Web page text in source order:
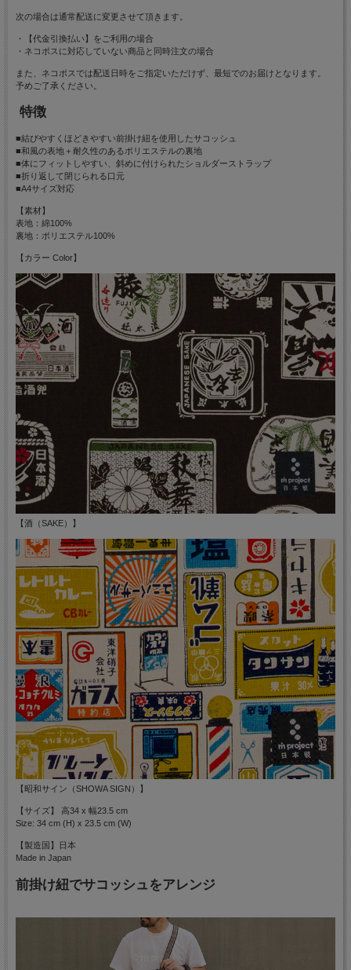
次の場合は通常配送に変更させて頂きます。
・【代金引換払い】をご利用の場合
・ネコポスに対応していない商品と同時注文の場合
また、ネコポスでは配送日時をご指定いただけず、最短でのお届けとなります。
予めご了承ください。
特徴
■結びやすくほどきやすい前掛け紐を使用したサコッシュ
■和風の表地＋耐久性のあるポリエステルの裏地
■体にフィットしやすい、斜めに付けられたショルダーストラップ
■折り返して閉じられる口元
■A4サイズ対応
【素材】
表地：綿100%
裏地：ポリエステル100%
【カラー Color】
【酒（SAKE）】
【昭和サイン（SHOWA SIGN）】
【サイズ】 高34 x 幅23.5 cm
Size: 34 cm (H) x 23.5 cm (W)
【製造国】日本
Made in Japan
前掛け紐でサコッシュをアレンジ